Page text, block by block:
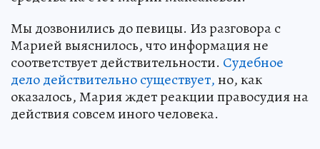
Мы дозвонились до певицы. Из разговора с
Марией выяснилось, что информация не
соответствует действительности. Судебное
дело действительно существует,но, как
оказалось, Мария ждет реакции правосудия на
действия совсем иного человека.